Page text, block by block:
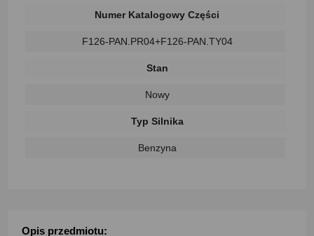
Numer Katalogowy Części
F126-PAN.PR04+F126-PAN.TY04
Stan
Nowy
Typ Silnika
Benzyna
Opis przedmiotu: